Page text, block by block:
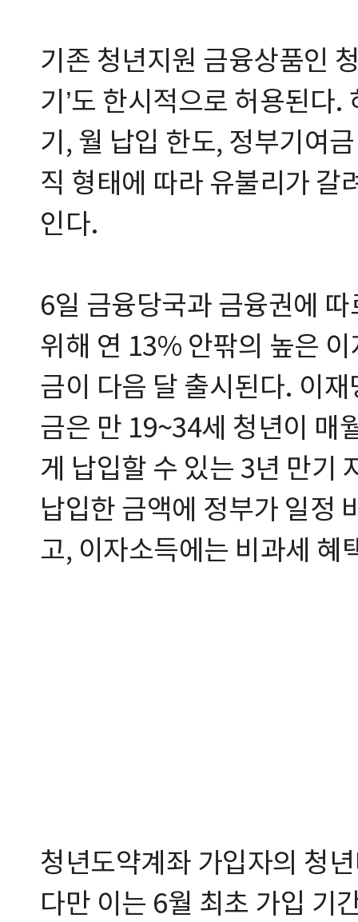
기존 청년지원 금융상품인
기’도 한시적으로 허용된다
기, 월 납입 한도, 정부기여
직 형태에 따라 유불리가 갈
인다.
6일 금융당국과 금융권에
위해 연 13% 안팎의 높은
금이 다음 달 출시된다. 이
금은 만 19~34세 청년이 매
게 납입할 수 있는 3년 만기
납입한 금액에 정부가 일정
고, 이자소득에는 비과세 혜
청년도약계좌 가입자의 청
다만 이는 6월 최초 가입 기